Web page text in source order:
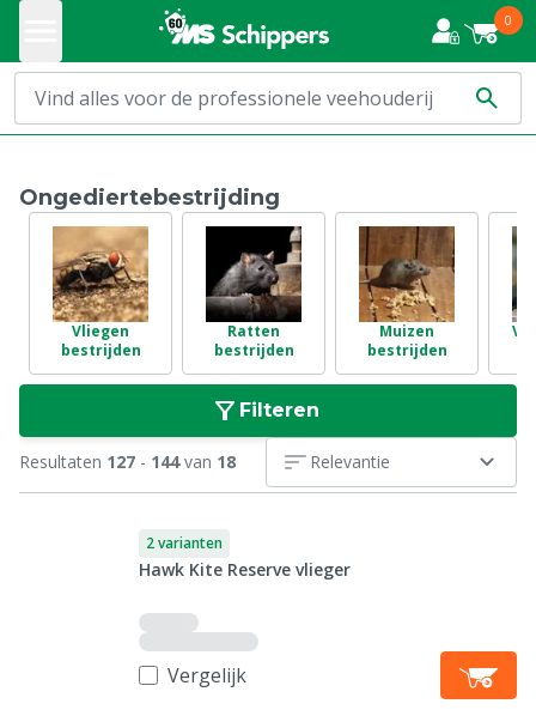
0
Ongediertebestrijding
Vliegen
bestrijden
Ratten
bestrijden
Muizen
bestrijden
Filteren
Resultaten 127 - 144van 18 Relevantie
2 varianten
Hawk Kite Reserve vlieger
Vergelijk